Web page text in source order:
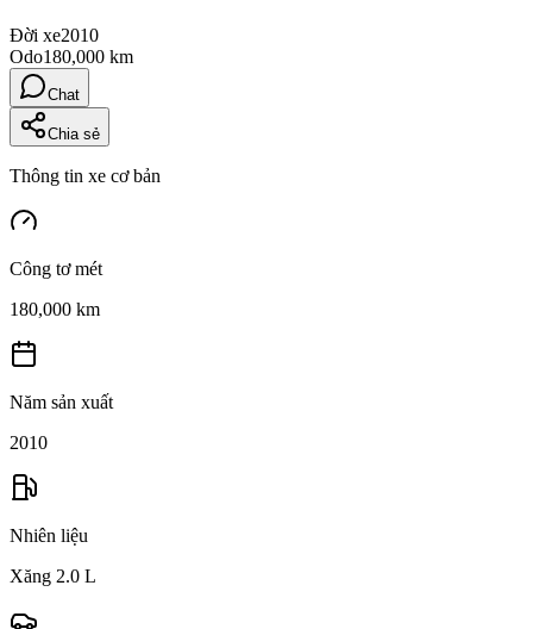
Đời xe2010
Odo180,000 km
Chat
Chia sẻ
Thông tin xe cơ bản
Công tơ mét
180,000 km
Năm sản xuất
2010
Nhiên liệu
Xăng 2.0 L